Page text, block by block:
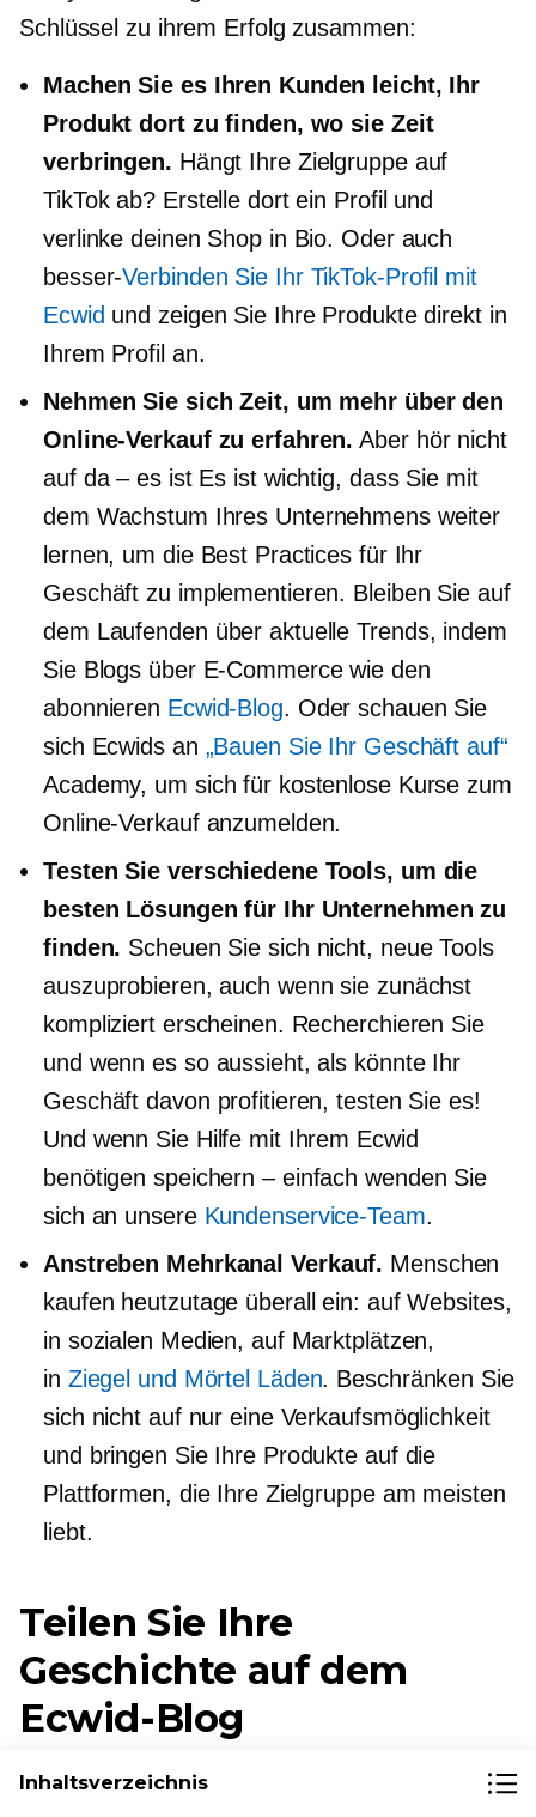
Schlüssel zu ihrem Erfolg zusammen:
Machen Sie es Ihren Kunden leicht, Ihr
Produkt dort zu finden, wo sie Zeit
verbringen. Hängt Ihre Zielgruppe auf
TikTok ab? Erstelle dort ein Profil und
verlinke deinen Shop in Bio. Oder auch
besser-Verbinden Sie Ihr TikTok-Profil mit
Ecwid und zeigen Sie Ihre Produkte direkt in
Ihrem Profil an.
Nehmen Sie sich Zeit, um mehr über den
Online-Verkauf zu erfahren. Aber hör nicht
auf da – es istEs ist wichtig, dass Sie mit
dem Wachstum Ihres Unternehmens weiter
lernen, um die Best Practices für Ihr
Geschäft zu implementieren. Bleiben Sie auf
dem Laufenden über aktuelle Trends, indem
Sie Blogs über E-Commerce wie den
abonnieren Ecwid-Blog. Oder schauen Sie
sich Ecwids an „Bauen Sie Ihr Geschäft auf“
Academy, um sich für kostenlose Kurse zum
Online-Verkauf anzumelden.
Testen Sie verschiedene Tools, um die
besten Lösungen für Ihr Unternehmen zu
finden. Scheuen Sie sich nicht, neue Tools
auszuprobieren, auch wenn sie zunächst
kompliziert erscheinen. Recherchieren Sie
und wenn es so aussieht, als könnte Ihr
Geschäft davon profitieren, testen Sie es!
Und wenn Sie Hilfe mit Ihrem Ecwid
benötigenspeichern – einfach wenden Sie
sich an unsere Kundenservice-Team.
Anstreben Mehrkanal Verkauf. Menschen
kaufen heutzutage überall ein: auf Websites,
in sozialen Medien, auf Marktplätzen,
in Ziegel und Mörtel Läden. Beschränken Sie
sich nicht auf nur eine Verkaufsmöglichkeit
und bringen Sie Ihre Produkte auf die
Plattformen, die Ihre Zielgruppe am meisten
liebt.
Teilen Sie Ihre
Geschichte auf dem
Ecwid-Blog
In der Rubrik „Erfolgsgeschichten“ unseres
Inhaltsverzeichnis